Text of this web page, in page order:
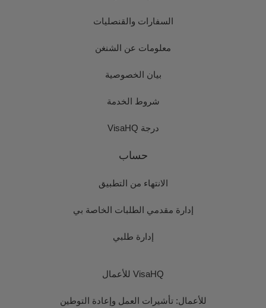
السفارات والقنصليات
معلومات عن الشنغن
بيان الخصوصية
شروط الخدمة
درجة VisaHQ
حساب
الانتهاء من التطبيق
إدارة مقدمي الطلبات الخاصة بي
إدارة طلبي
VisaHQ للأعمال
للأعمال: تأشيرات العمل وإعادة التوطين